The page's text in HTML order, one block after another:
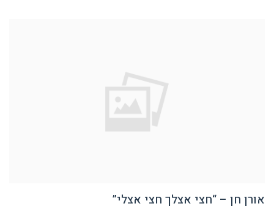
אורן חן – “חצי אצלך חצי אצלי”